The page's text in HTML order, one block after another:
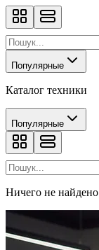
Популярные
Каталог техники
Популярные
Ничего не найдено